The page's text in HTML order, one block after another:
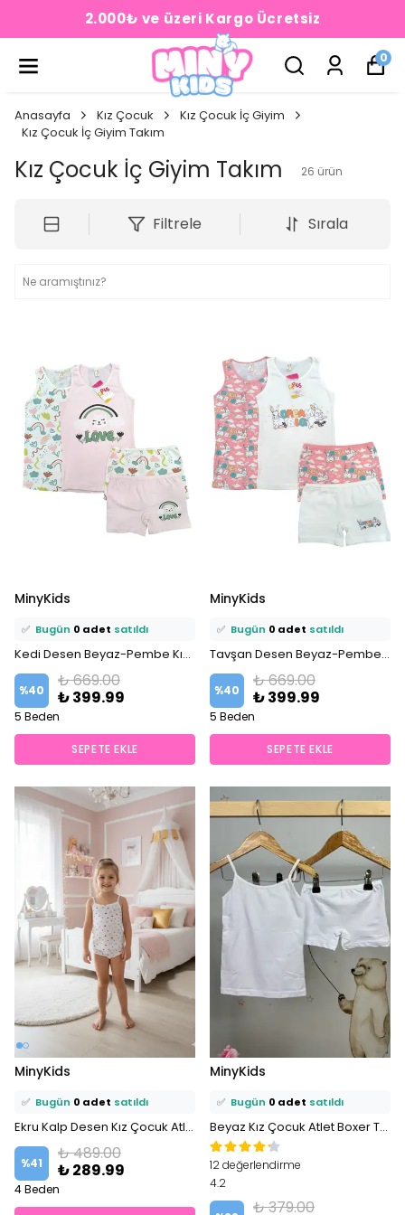
2.000₺ ve üzeri Kargo Ücretsiz
0
Anasayfa Kız Çocuk
Kız Çocuk İç Giyim
Kız Çocuk İç Giyim Takım
Kız Çocuk İç Giyim Takım 26 ürün
Filtrele Sırala
MinyKids
🛒 0 kişisepetine ekledi!
✅ Bugün 0 adet satıldı
Kedi Desen Beyaz-Pembe Kız Çocuk 2 li Atlet ve 2 li Boxer Takım
%40
₺ 669.00
₺ 399.99
5 Beden
SEPETE EKLE
MinyKids
🛒 0 kişisepetine ekledi!
✅ Bugün 0 adet satıldı
Tavşan Desen Beyaz-Pembe Kız Çocuk 2 li Atlet ve 2 li Boxer Takım
%40
₺ 669.00
₺ 399.99
5 Beden
SEPETE EKLE
MinyKids
⭐️ Bu ürünü1 kişifavoriledi!
🛒 1 kişisepetine ekledi!
✅ Bugün 0 adet satıldı
Ekru Kalp Desen Kız Çocuk Atlet Külot Takım
%41
₺ 489.00
₺ 289.99
4 Beden
MinyKids
⭐️ Bu ürünü0 kişifavoriledi!
🛒 0 kişisepetine ekledi!
✅ Bugün 0 adet satıldı
Beyaz Kız Çocuk Atlet Boxer Takım
12 değerlendirme
4.2
₺ 379.00